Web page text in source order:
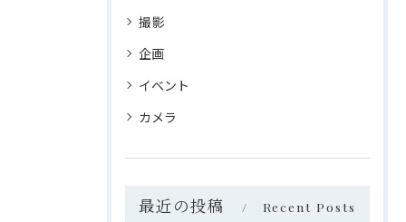
撮影
企画
イベント
カメラ
最近の投稿 Recent Posts